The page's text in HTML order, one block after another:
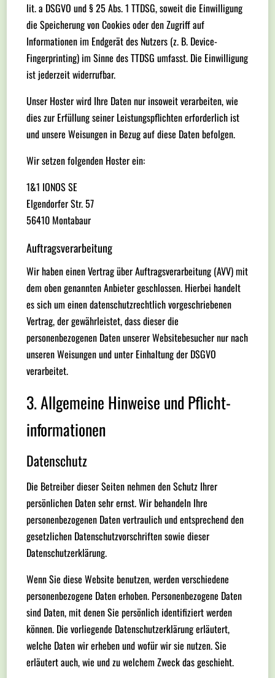
lit. a DSGVO und § 25 Abs. 1 TTDSG, soweit die Einwilligung
die Speicherung von Cookies oder den Zugriff auf
Informationen im Endgerät des Nutzers (z. B. Device-
Fingerprinting) im Sinne des TTDSG umfasst. Die Einwilligung
ist jederzeit widerrufbar.
Unser Hoster wird Ihre Daten nur insoweit verarbeiten, wie
dies zur Erfüllung seiner Leistungspflichten erforderlich ist
und unsere Weisungen in Bezug auf diese Daten befolgen.
Wir setzen folgenden Hoster ein:
1&1 IONOS SE
Elgendorfer Str. 57
56410 Montabaur
Auftragsverarbeitung
Wir haben einen Vertrag über Auftragsverarbeitung (AVV) mit
dem oben genannten Anbieter geschlossen. Hierbei handelt
es sich um einen datenschutzrechtlich vorgeschriebenen
Vertrag, der gewährleistet, dass dieser die
personenbezogenen Daten unserer Websitebesucher nur nach
unseren Weisungen und unter Einhaltung der DSGVO
verarbeitet.
3. Allgemeine Hinweise und Pflicht­
informationen
Datenschutz
Die Betreiber dieser Seiten nehmen den Schutz Ihrer
persönlichen Daten sehr ernst. Wir behandeln Ihre
personenbezogenen Daten vertraulich und entsprechend den
gesetzlichen Datenschutzvorschriften sowie dieser
Datenschutzerklärung.
Wenn Sie diese Website benutzen, werden verschiedene
personenbezogene Daten erhoben. Personenbezogene Daten
sind Daten, mit denen Sie persönlich identifiziert werden
können. Die vorliegende Datenschutzerklärung erläutert,
welche Daten wir erheben und wofür wir sie nutzen. Sie
erläutert auch, wie und zu welchem Zweck das geschieht.